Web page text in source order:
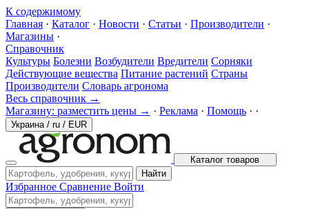
К содержимому
Главная · Каталог · Новости · Статьи · Производители ·
Магазины ·
Справочник
Культуры Болезни Возбудители Вредители Сорняки
Действующие вещества Питание растений Страны
Производители Словарь агронома
Весь справочник →
Магазину: разместить цены → · Реклама · Помощь · ·
Украина / ru / EUR
Каталог товаров
Найти
Избранное Сравнение Войти